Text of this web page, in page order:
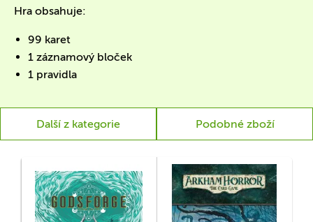
Hra obsahuje:
99 karet
1 záznamový bloček
1 pravidla
Další z kategorie Podobné zboží